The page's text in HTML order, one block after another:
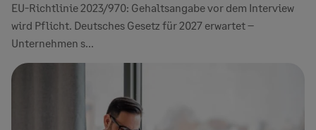
EU-Richtlinie 2023/970: Gehaltsangabe vor dem Interview
wird Pflicht. Deutsches Gesetz für 2027 erwartet –
Unternehmen s...